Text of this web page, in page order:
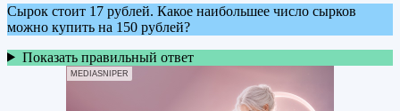
Сырок стоит 17 рублей. Какое наибольшее число сырков
можно купить на 150 рублей?
Показать правильный ответ
MEDIASNIPER